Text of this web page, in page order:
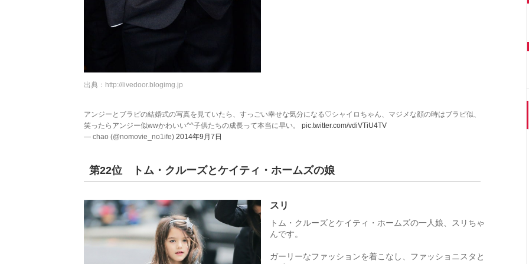
出典： http://livedoor.blogimg.jp
アンジーとブラピの結婚式の写真を見ていたら、すっごい幸せな気分になる♡シャイロちゃん、マジメな顔の時はブラピ似、
笑ったらアンジー似wwかわいい^^子供たちの成長って本当に早い。 pic.twitter.com/vdiVTiU4TV
— chao (@nomovie_no1ife) 2014年9月7日
第22位 トム・クルーズとケイティ・ホームズの娘
スリ
トム・クルーズとケイティ・ホームズの一人娘、スリちゃ
んです。
ガーリーなファッションを着こなし、ファッショニスタと